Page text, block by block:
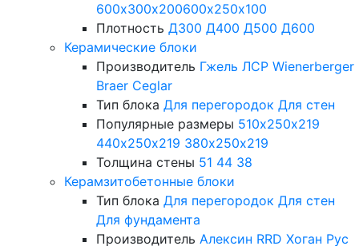
600х300х200600х250х100
Плотность Д300 Д400 Д500 Д600
Керамические блоки
Производитель Гжель ЛСР Wienerberger
Braer Ceglar
Тип блока Для перегородок Для стен
Популярные размеры 510х250х219
440х250х219 380х250х219
Толщина стены 51 44 38
Керамзитобетонные блоки
Тип блока Для перегородок Для стен
Для фундамента
Производитель Алексин RRD Хоган Рус